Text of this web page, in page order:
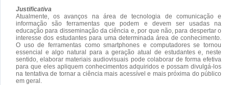
Justificativa
Atualmente, os avanços na área de tecnologia de comunicação e
informação são ferramentas que podem e devem ser usadas na
educação para disseminação da ciência e, por que não, para despertar o
interesse dos estudantes para uma determinada área de conhecimento.
O uso de ferramentas como smartphones e computadores se tornou
essencial e algo natural para a geração atual de estudantes e, neste
sentido, elaborar materiais audiovisuais pode colaborar de forma efetiva
para que eles apliquem conhecimentos adquiridos e possam divulgá-los
na tentativa de tornar a ciência mais acessível e mais próxima do público
em geral.